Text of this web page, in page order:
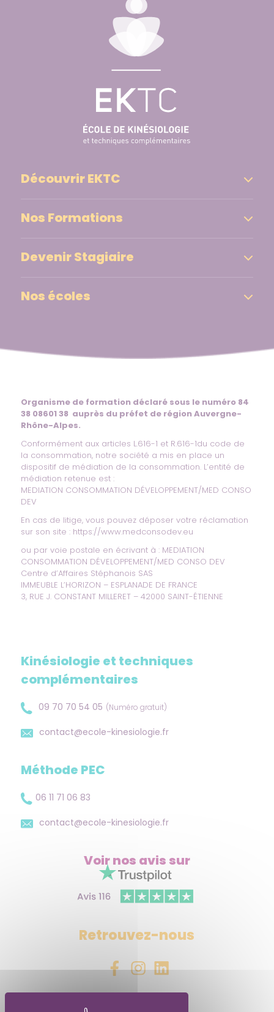
Découvrir EKTC
Nos Formations
Devenir Stagiaire
Nos écoles
Organisme de formation déclaré sous le numéro 84
38 08601 38 auprès du préfet de région Auvergne-
Rhône-Alpes.
Conformément aux articles L.616-1 et R.616-1du code de
la consommation, notre société a mis en place un
dispositif de médiation de la consommation. L’entité de
médiation retenue est :
MEDIATION CONSOMMATION DÉVELOPPEMENT/MED CONSO
DEV
En cas de litige, vous pouvez déposer votre réclamation
sur son site : https://www.medconsodev.eu
ou par voie postale en écrivant à : MEDIATION
CONSOMMATION DÉVELOPPEMENT/MED CONSO DEV
Centre d’Affaires Stéphanois SAS
IMMEUBLE L’HORIZON – ESPLANADE DE FRANCE
3, RUE J. CONSTANT MILLERET – 42000 SAINT-ÉTIENNE
Kinésiologie et techniques
complémentaires
09 70 70 54 05 (Numéro gratuit)
contact@ecole-kinesiologie.fr
Méthode PEC
06 11 71 06 83
contact@ecole-kinesiologie.fr
Voir nos avissur
Retrouvez-nous